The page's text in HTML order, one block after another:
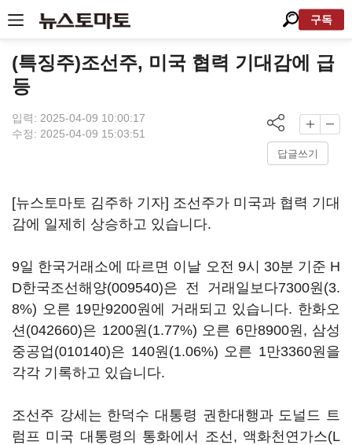
구독
(특징주)조선주, 미국 협력 기대감에 급
등
입력: 2025-04-09 10:00:17
수정: 2025-04-09 15:03:51
답글쓰기
[뉴스토마토 김주하 기자] 조선주가 미국과 협력 기대
감에 일제히 상승하고 있습니다.
9일 한국거래소에 따르면 이날 오전 9시 30분 기준 H
D한국조선해양(009540)은 전 거래일보다7300원(3.
8%) 오른 19만9200원에 거래되고 있습니다. 한화오
션(042660)은 1200원(1.77%) 오른 6만8900원, 삼성
중공업(010140)은 140원(1.06%) 오른 1만3360원을
각각 기록하고 있습니다.
조선주 강세는 한덕수 대통령 권한대행과 도널드 트
럼프 미국 대통령의 통화에서 조선, 액화천연가스(L